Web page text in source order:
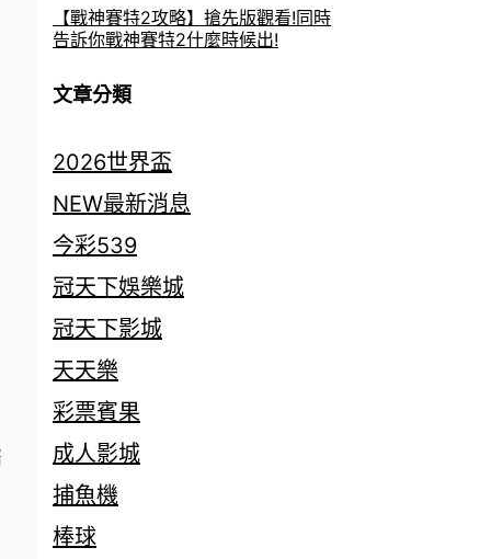
【戰神賽特2攻略】搶先版觀看!同時
告訴你戰神賽特2什麼時候出!
文章分類
2026世界盃
NEW最新消息
今彩539
冠天下娛樂城
冠天下影城
天天樂
彩票賓果
成人影城
捕魚機
棒球